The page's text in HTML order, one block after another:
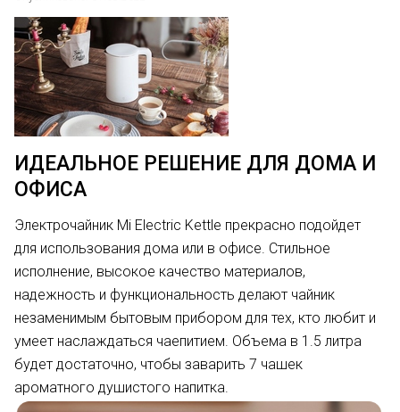
ИДЕАЛЬНОЕ РЕШЕНИЕ ДЛЯ ДОМА И
ОФИСА
Электрочайник Mi Electric Kettle прекрасно подойдет
для использования дома или в офисе. Стильное
исполнение, высокое качество материалов,
надежность и функциональность делают чайник
незаменимым бытовым прибором для тех, кто любит и
умеет наслаждаться чаепитием. Объема в 1.5 литра
будет достаточно, чтобы заварить 7 чашек
ароматного душистого напитка.